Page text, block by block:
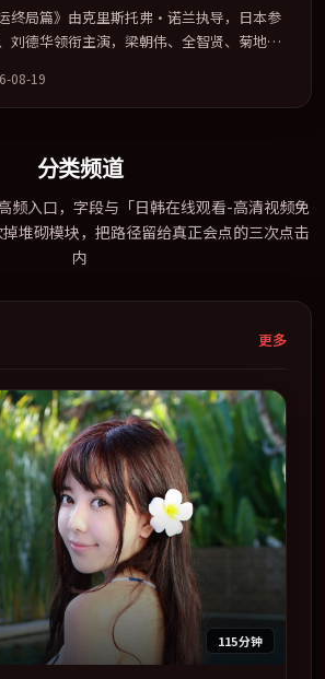
终局篇》由克里斯托弗·诺兰执导，日本参
刘德华领衔主演，梁朝伟、全智贤、菊地凛
类型为骨架，在叙事、表演与视听上力求统
内地院线及主流平台同步亮相，2016 年度
08-19
分类频道
频入口，字段与「日韩在线观看-高清视频免
堆砌模块，把路径留给真正会点的三次点击
内
更多
115分钟